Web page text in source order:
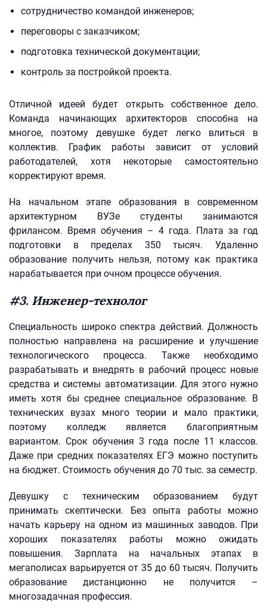
сотрудничество командой инженеров;
переговоры с заказчиком;
подготовка технической документации;
контроль за постройкой проекта.
Отличной идеей будет открыть собственное дело.
Команда начинающих архитекторов способна на
многое, поэтому девушке будет легко влиться в
коллектив. График работы зависит от условий
работодателей, хотя некоторые самостоятельно
корректируют время.
На начальном этапе образования в современном
архитектурном ВУЗе студенты занимаются
фрилансом. Время обучения – 4 года. Плата за год
подготовки в пределах 350 тысяч. Удаленно
образование получить нельзя, потому как практика
нарабатывается при очном процессе обучения.
#3. Инженер-технолог
Специальность широко спектра действий. Должность
полностью направлена на расширение и улучшение
технологического процесса. Также необходимо
разрабатывать и внедрять в рабочий процесс новые
средства и системы автоматизации. Для этого нужно
иметь хотя бы среднее специальное образование. В
технических вузах много теории и мало практики,
поэтому колледж является благоприятным
вариантом. Срок обучения 3 года после 11 классов.
Даже при средних показателях ЕГЭ можно поступить
на бюджет. Стоимость обучения до 70 тыс. за семестр.
Девушку с техническим образованием будут
принимать скептически. Без опыта работы можно
начать карьеру на одном из машинных заводов. При
хороших показателях работы можно ожидать
повышения. Зарплата на начальных этапах в
мегаполисах варьируется от 35 до 60 тысяч. Получить
образование дистанционно не получится –
многозадачная профессия.